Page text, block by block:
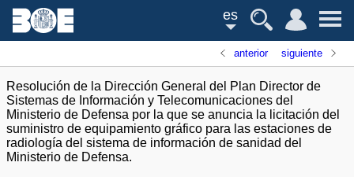
es
anterior siguiente
Resolución de la Dirección General del Plan Director de
Sistemas de Información y Telecomunicaciones del
Ministerio de Defensa por la que se anuncia la licitación del
suministro de equipamiento gráfico para las estaciones de
radiología del sistema de información de sanidad del
Ministerio de Defensa.